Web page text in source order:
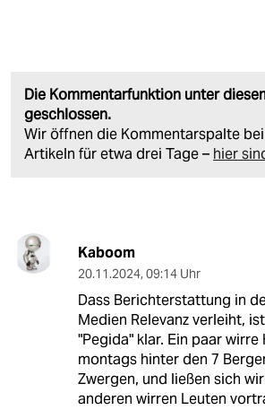
Die Kommentarfunktion unter
geschlossen.
Wir öffnen die Kommentarspalte
Artikeln für etwa drei Tage – hier
Kaboom
20.11.2024, 09:14 Uhr
Dass Berichterstattung in
Medien Relevanz verleiht,
"Pegida" klar. Ein paar wirre
montags hinter den 7
Zwergen, und ließen sich
anderen wirren Leuten